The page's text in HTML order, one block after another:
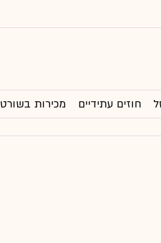
חוזים עתידיים מכירות בשורט